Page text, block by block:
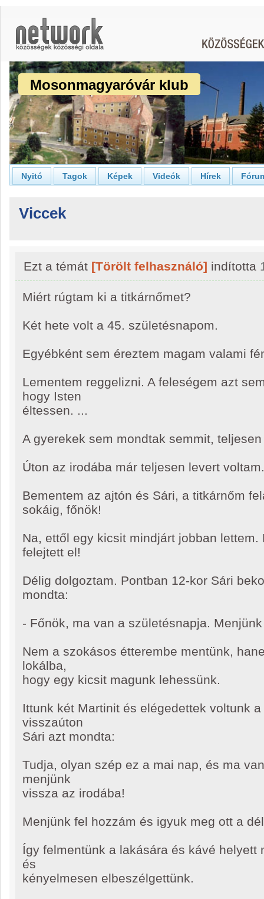
Mosonmagyaróvár klub
Nyitó Tagok Képek Videók Hírek
Viccek
Ezt a témát [Törölt felhasználó] indította
Miért rúgtam ki a titkárnőmet?
Két hete volt a 45. születésnapom.
Egyébként sem éreztem magam valami
Lementem reggelizni. A feleségem azt
hogy Isten
éltessen. ...
A gyerekek sem mondtak semmit,
Úton az irodába már teljesen levert voltam.
Bementem az ajtón és Sári, a titkárnőm
sokáig, főnök!
Na, ettől egy kicsit mindjárt jobban
felejtett el!
Délig dolgoztam. Pontban 12-kor Sári
mondta:
- Főnök, ma van a születésnapja.
Nem a szokásos étterembe mentünk,
lokálba,
hogy egy kicsit magunk lehessünk.
Ittunk két Martinit és elégedettek voltunk
visszaúton
Sári azt mondta:
Tudja, olyan szép ez a mai nap, és ma
menjünk
vissza az irodába!
Menjünk fel hozzám és igyuk meg ott a
Így felmentünk a lakására és kávé helyett
és
kényelmesen elbeszélgettünk.